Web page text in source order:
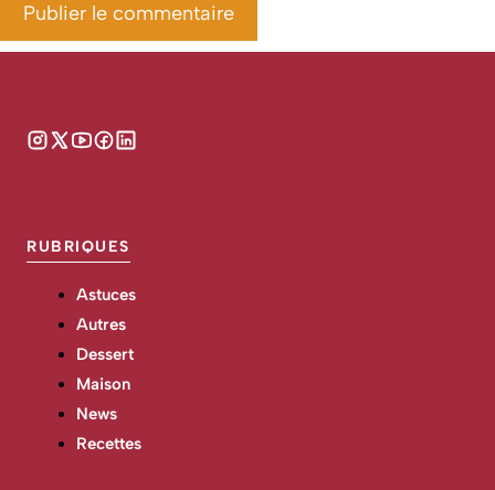
RUBRIQUES
Astuces
Autres
Dessert
Maison
News
Recettes